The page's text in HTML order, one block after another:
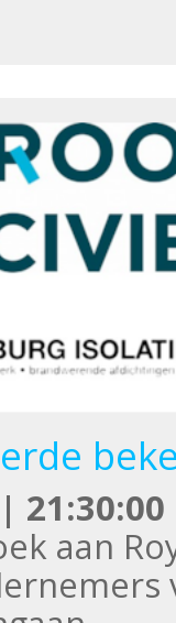
21:30:00
aan